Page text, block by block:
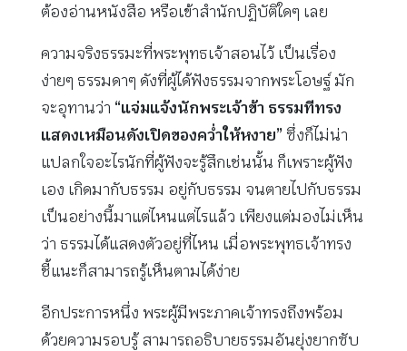
ต้องอ่านหนังสือ หรือเข้าสำนักปฏิบัติใดๆ เลย
ความจริงธรรมะที่พระพุทธเจ้าสอนไว้ เป็นเรื่อง
ง่ายๆ ธรรมดาๆ ดังที่ผู้ได้ฟังธรรมจากพระโอษฐ์ มัก
จะอุทานว่า “แจ่มแจ้งนักพระเจ้าข้า ธรรมทีทรง
แสดงเหมือนดังเปิดของคว่ำให้หงาย” ซึ่งก็ไม่น่า
แปลกใจอะไรนักที่ผู้ฟังจะรู้สึกเช่นนั้น ก็เพราะผู้ฟัง
เอง เกิดมากับธรรม อยู่กับธรรม จนตายไปกับธรรม
เป็นอย่างนี้มาแต่ไหนแต่ไรแล้ว เพียงแต่มองไม่เห็น
ว่า ธรรมได้แสดงตัวอยู่ที่ไหน เมื่อพระพุทธเจ้าทรง
ชี้แนะก็สามารถรู้เห็นตามได้ง่าย
อีกประการหนึ่ง พระผู้มีพระภาคเจ้าทรงถึงพร้อม
ด้วยความรอบรู้ สามารถอธิบายธรรมอันยุ่งยากซับ